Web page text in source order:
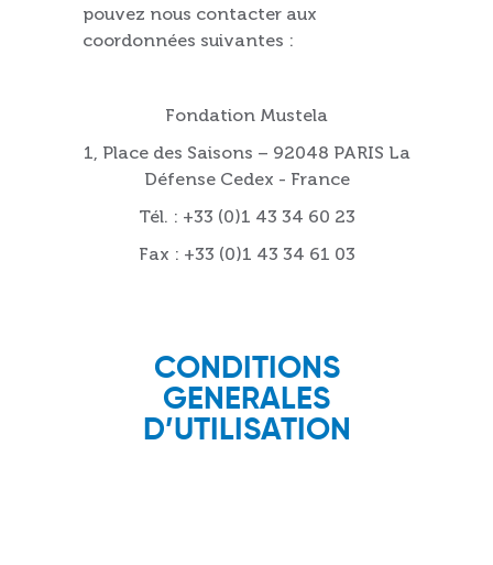
pouvez nous contacter aux
coordonnées suivantes :
Fondation Mustela
1, Place des Saisons – 92048 PARIS La
Défense Cedex - France
Tél. : +33 (0)1 43 34 60 23
Fax : +33 (0)1 43 34 61 03
CONDITIONS
GENERALES
D’UTILISATION